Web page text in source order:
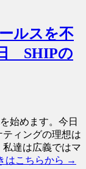
ルスを不
SHIPの
始めます。今日
ィングの理想は
達は広義ではマ
はこちらから →